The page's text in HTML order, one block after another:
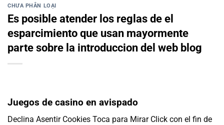
CHƯA PHÂN LOẠI
Es posible atender los reglas de el
esparcimiento que usan mayormente
parte sobre la introduccion del web blog
Juegos de casino en avispado
Declina Asentir Cookies Toca para Mirar Click con el fin de